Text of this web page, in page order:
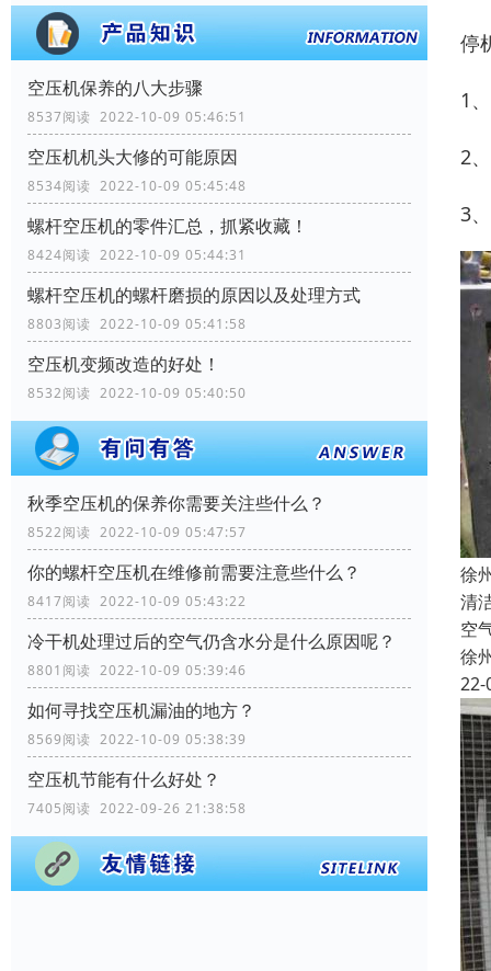
空压机保养的八大步骤
8537阅读 2022-10-09 05:46:51
空压机机头大修的可能原因
8534阅读 2022-10-09 05:45:48
螺杆空压机的零件汇总，抓紧收藏！
8424阅读 2022-10-09 05:44:31
螺杆空压机的螺杆磨损的原因以及处理方式
8803阅读 2022-10-09 05:41:58
空压机变频改造的好处！
8532阅读 2022-10-09 05:40:50
秋季空压机的保养你需要关注些什么？
8522阅读 2022-10-09 05:47:57
你的螺杆空压机在维修前需要注意些什么？
8417阅读 2022-10-09 05:43:22
冷干机处理过后的空气仍含水分是什么原因呢？
8801阅读 2022-10-09 05:39:46
如何寻找空压机漏油的地方？
8569阅读 2022-10-09 05:38:39
空压机节能有什么好处？
7405阅读 2022-09-26 21:38:58
停
1
2
3
徐
清
空
徐
22-